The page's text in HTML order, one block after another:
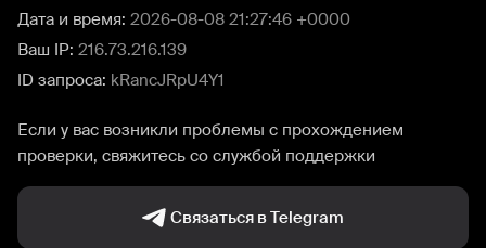
Дата и время: 2026-08-08 21:27:46 +0000
Ваш IP: 216.73.216.139
ID запроса: kRancJRpU4Y1
Если у вас возникли проблемы с прохождением
проверки, свяжитесь со службой поддержки
Связаться в Telegram